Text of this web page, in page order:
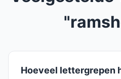
Hoeveel lettergrepen